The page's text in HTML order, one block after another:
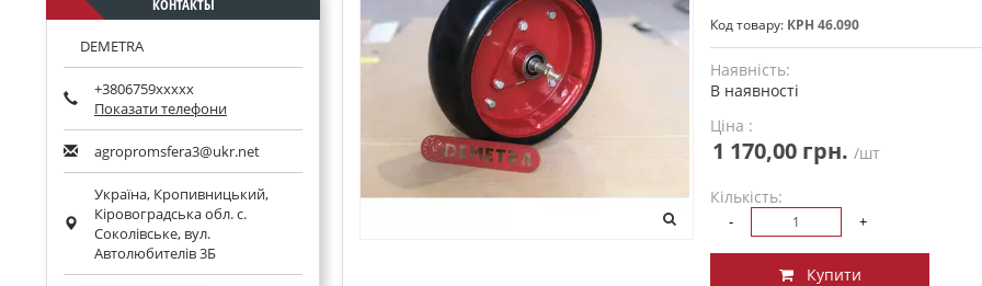
Код товару: КРН 46.090
Наявність:
В наявності
Ціна :
1 170,00 грн. /шт
Кількість:
- +
Купити
КОНТАКТЫ
DEMETRA
+3806759xxxxx
Показати телефони
agropromsfera3@ukr.net
Україна, Кропивницький,
Кіровоградська обл.с.
Соколівське, вул.
Автолюбителів 3Б